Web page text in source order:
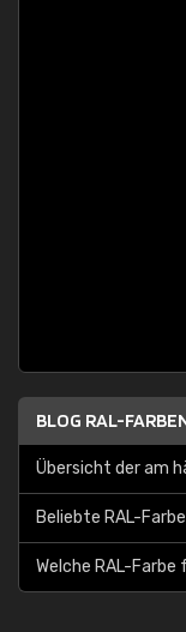
BLOG RAL-
Übersicht der am
Beliebte RAL-
Welche RAL-Farbe